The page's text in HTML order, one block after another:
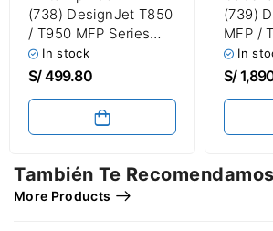
(738) DesignJet T850
/ T950 MFP Series
Amarillo 130 ml
In stock
S/499.80
(739)
MFP /
Series
In
S/
También Te
More Products